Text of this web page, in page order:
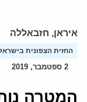
איראן, חזבאללה
החזית הצפונית
2 ספטמבר, 2019
המטרה